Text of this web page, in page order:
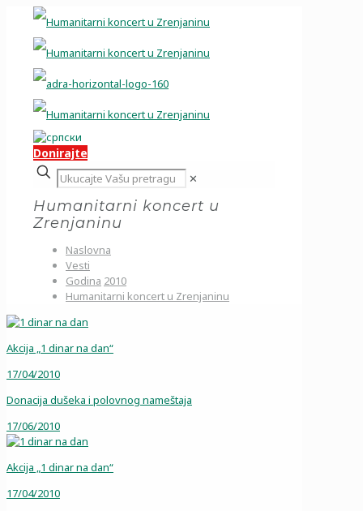
Donirajte
✕
Humanitarni koncert u
Zrenjaninu
Naslovna
Vesti
Godina 2010
Humanitarni koncert u Zrenjaninu
Akcija „1 dinar na dan“
17/04/2010
Donacija dušeka i polovnog nameštaja
17/06/2010
Akcija „1 dinar na dan“
17/04/2010